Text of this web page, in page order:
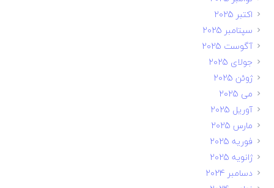
اکتبر 2025
سپتامبر 2025
آگوست 2025
جولای 2025
ژوئن 2025
می 2025
آوریل 2025
مارس 2025
فوریه 2025
ژانویه 2025
دسامبر 2024